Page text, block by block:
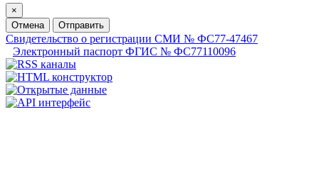
×
Отмена
Отправить
Свидетельство о регистрации СМИ № ФС77-47467
Электронный паспорт ФГИС № ФС77110096